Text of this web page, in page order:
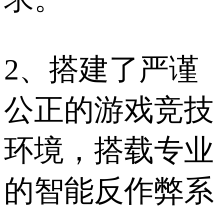
2、搭建了严谨
公正的游戏竞技
环境，搭载专业
的智能反作弊系